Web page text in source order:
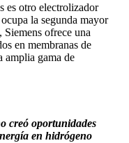
es otro electrolizador
la segunda mayor
ofrece una
​​en membranas de
amplia gama de
creó oportunidades
en hidrógeno